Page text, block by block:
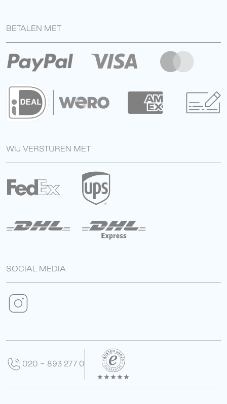
BETALEN MET
WIJ VERSTUREN MET
SOCIAL MEDIA
020 - 893 277 0